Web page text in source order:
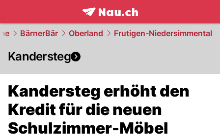
frontpage.NAU.ch
BärnerBär Oberland Frutigen-Niedersimmental
Kandersteg
Kandersteg erhöht den
Kredit für die neuen
Schulzimmer-Möbel